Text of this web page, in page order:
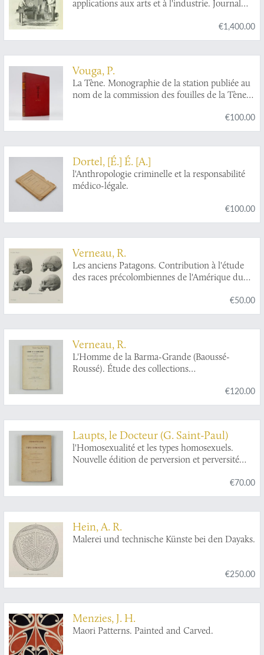
applications aux arts et à l'industrie. Journal
€1,400.00
Vouga, P.
La Tène. Monographie de la station publiée au
nom de la commission des fouilles de la Tène
€100.00
Dortel, [É.] É. [A.]
l'Anthropologie criminelle et la responsabilité
médico-légale.
€100.00
Verneau, R.
Les anciens Patagons. Contribution à l'étude
des races précolombiennes de l'Amérique du
€50.00
Verneau, R.
L'Homme de la Barma-Grande (Baoussé-
Roussé). Étude des collections
dans le Museum Praehistoricum fondé par le
Commandeur Thomas Hanbury près de
€120.00
Laupts, le Docteur (G. Saint-Paul)
l'Homosexualité et les types homosexuels.
Nouvelle édition de perversion et perversité
€70.00
Hein, A. R.
Malerei und technische Künste bei den Dayaks.
€250.00
Menzies, J. H.
Maori Patterns. Painted and Carved.